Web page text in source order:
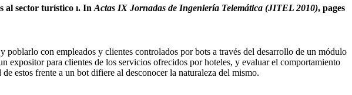
al sector turístico ı. In Actas IX Jornadas de Ingeniería Telemática (JITEL 2010), pages
con empleados y clientes controlados por bots a través del desarrollo de un módulo
para clientes de los servicios ofrecidos por hoteles, y evaluar el comportamiento
estos frente a un bot difiere al desconocer la naturaleza del mismo.